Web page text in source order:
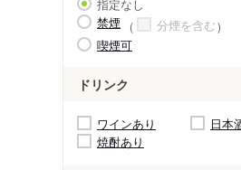
指定なし
禁煙
分煙を含む
喫煙可
ドリンク
ワインあり
日本
焼酎あり